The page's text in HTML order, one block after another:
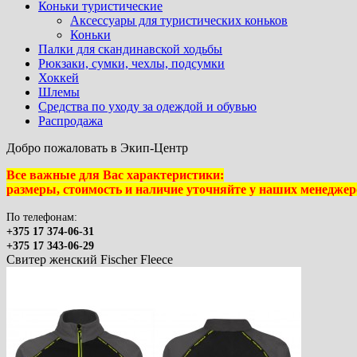
Коньки туристические
Аксессуары для туристических коньков
Коньки
Палки для скандинавской ходьбы
Рюкзаки, сумки, чехлы, подсумки
Хоккей
Шлемы
Средства по уходу за одеждой и обувью
Распродажа
Добро пожаловать в Экип-Центр
Все важные для Вас характеристики:
размеры, стоимость и наличие уточняйте у наших
По телефонам:
+375 17 374-06-31
+375 17 343-06-29
Свитер женский Fischer Fleece